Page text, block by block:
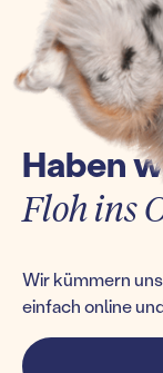
Haben
Floh ins
Wir kümmern
einfach online